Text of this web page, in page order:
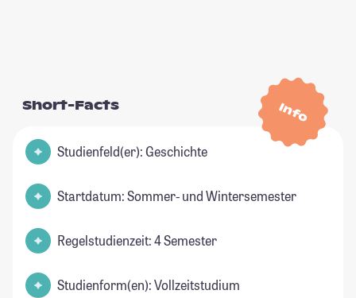
Info
Short-Facts
Studienfeld(er): Geschichte
Startdatum: Sommer- und Wintersemester
Regelstudienzeit: 4 Semester
Studienform(en): Vollzeitstudium